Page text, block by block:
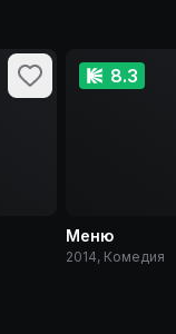
8.3
Меню
2014, Комедия